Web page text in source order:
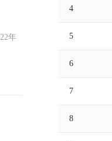
4
5
6
7
8